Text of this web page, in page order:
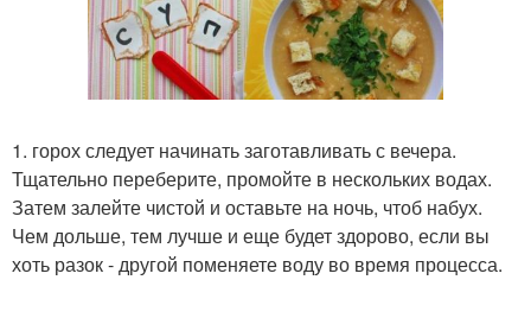
1. горох следует начинать заготавливать с вечера.
Тщательно переберите, промойте в нескольких водах.
Затем залейте чистой и оставьте на ночь, чтоб набух.
Чем дольше, тем лучше и еще будет здорово, если вы
хоть разок - другой поменяете воду во время процесса.